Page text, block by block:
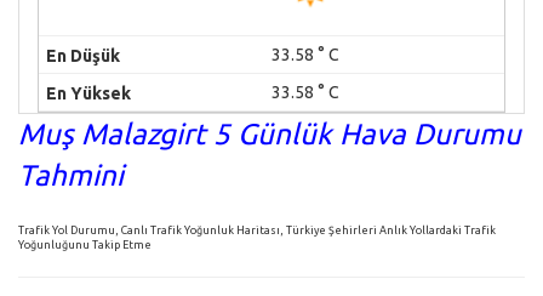
33.58 ° C
33.58 ° C
Muş Malazgirt 5 Günlük Hava Durumu
Tahmini
Trafik Yol Durumu, Canlı Trafik Yoğunluk Haritası, Türkiye Şehirleri Anlık Yollardaki Trafik
Yoğunluğunu Takip Etme